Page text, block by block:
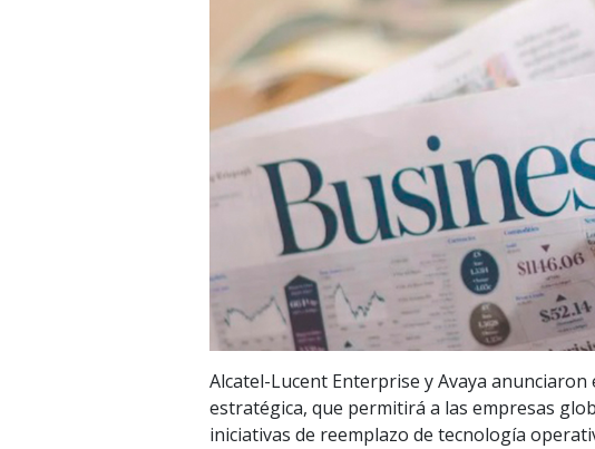
Alcatel-Lucent Enterprise y Avaya anunciaron
estratégica, que permitirá a las empresas
iniciativas de reemplazo de tecnología